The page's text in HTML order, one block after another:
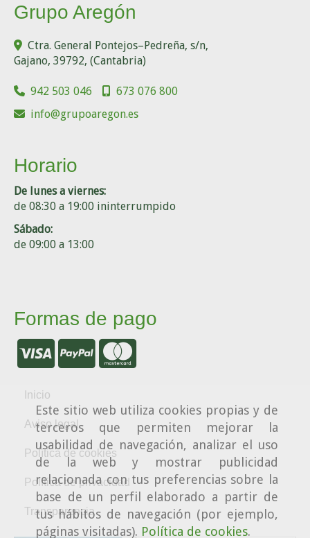
Este sitio web utiliza cookies propias y de
terceros que permiten mejorar la
usabilidad de navegación, analizar el uso
de la web y mostrar publicidad
relacionada con tus preferencias sobre la
base de un perfil elaborado a partir de
tus hábitos de navegación (por ejemplo,
páginas visitadas). Política de cookies.
Grupo Aregón
Ctra. General Pontejos–Pedreña, s/n,
Gajano, 39792, (Cantabria)
942 503 046
673 076 800
info
grupoaregon.es
Horario
De lunes a viernes:
de 08:30 a 19:00 ininterrumpido
Sábado:
de 09:00 a 13:00
Formas de pago
Inicio
Aviso legal
Política de cookies
Política de privacidad
Transparencia